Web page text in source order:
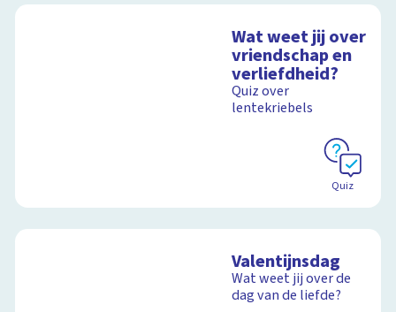
Wat weet jij over
vriendschap en
verliefdheid?
Quiz over
lentekriebels
Quiz
Valentijnsdag
Wat weet jij over de
dag van de liefde?